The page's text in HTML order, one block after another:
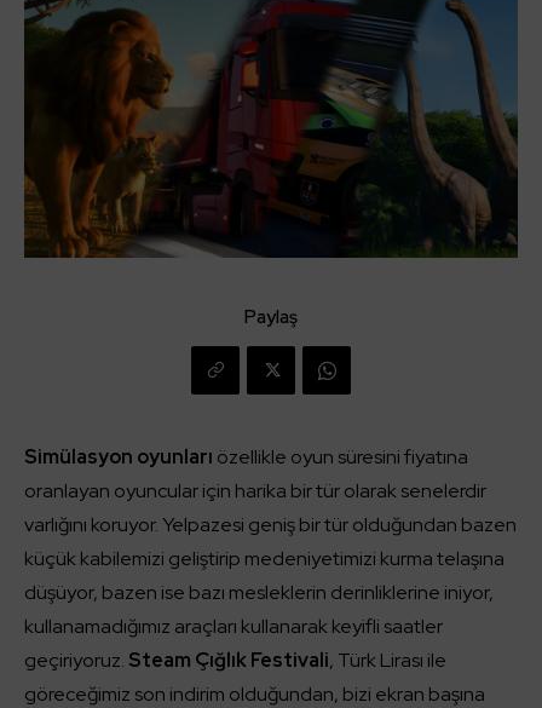
Paylaş
Simülasyon oyunları özellikle oyun süresini fiyatına
oranlayan oyuncular için harika bir tür olarak senelerdir
varlığını koruyor. Yelpazesi geniş bir tür olduğundan bazen
küçük kabilemizi geliştirip medeniyetimizi kurma telaşına
düşüyor, bazen ise bazı mesleklerin derinliklerine iniyor,
kullanamadığımız araçları kullanarak keyifli saatler
geçiriyoruz. Steam Çığlık Festivali, Türk Lirası ile
göreceğimiz son indirim olduğundan, bizi ekran başına